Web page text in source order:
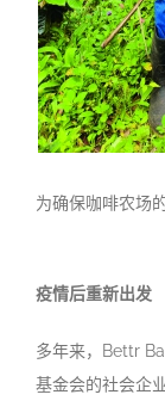
为确保咖啡农场
疫情后重新出发
多年来，Bettr
基金会的社会企